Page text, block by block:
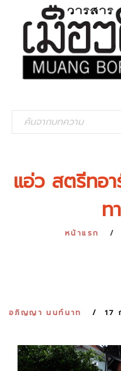
แอ่ว สตรีทอ
ท
หน้าแรก
อภิญญา นนท์นาท 17